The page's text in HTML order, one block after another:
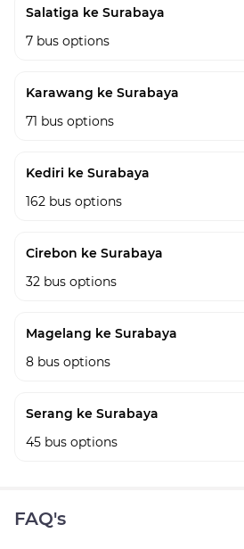
Salatiga ke Surabaya
7 bus options
Karawang ke Surabaya
71 bus options
Kediri ke Surabaya
162 bus options
Cirebon ke Surabaya
32 bus options
Magelang ke Surabaya
8 bus options
Serang ke Surabaya
45 bus options
FAQ's